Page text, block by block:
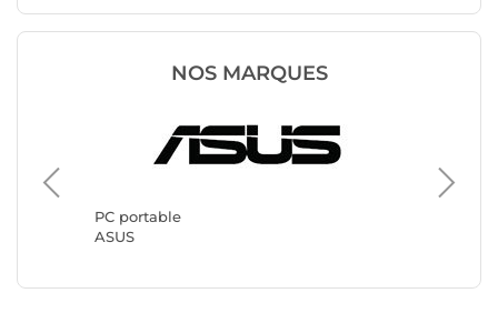
NOS MARQUES
PC portable
ASUS
PC
Lenovo